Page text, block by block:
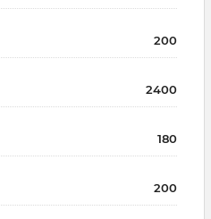
200
2400
180
200